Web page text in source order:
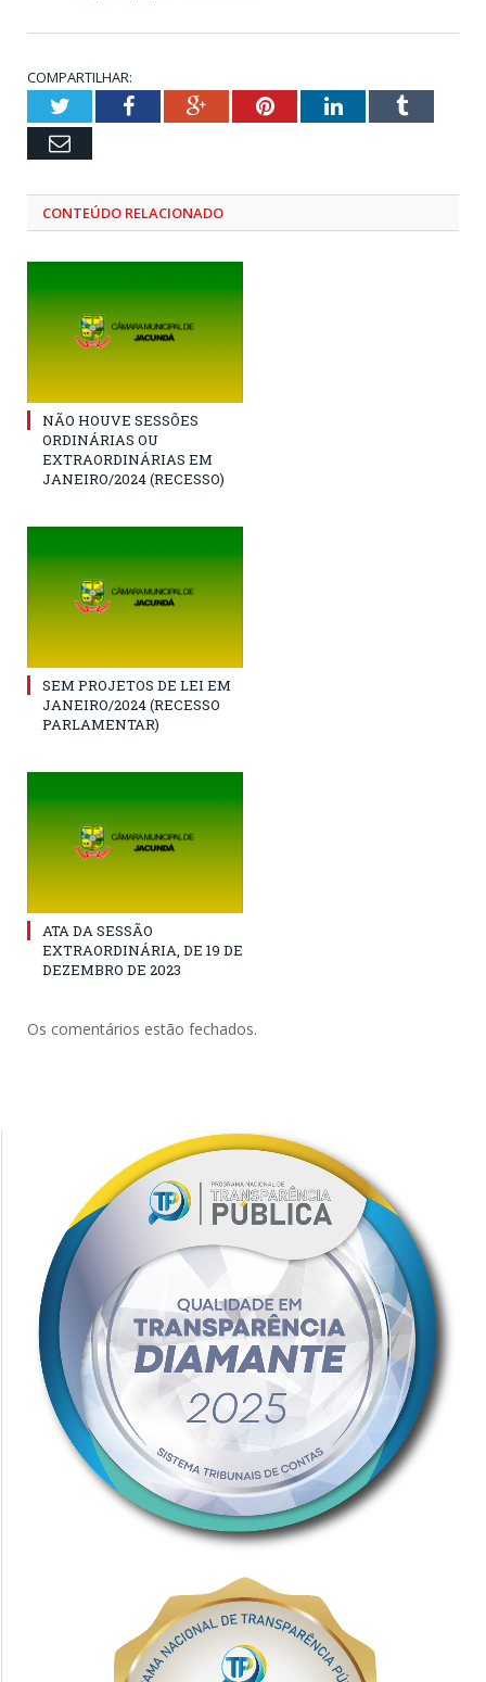
COMPARTILHAR:
TwitterFacebookGoogle+PinterestLinkedInTumblr
Email
CONTEÚDO RELACIONADO
NÃO HOUVE SESSÕES
ORDINÁRIAS OU
EXTRAORDINÁRIAS EM
JANEIRO/2024 (RECESSO)
SEM PROJETOS DE LEI EM
JANEIRO/2024 (RECESSO
PARLAMENTAR)
ATA DA SESSÃO
EXTRAORDINÁRIA, DE 19 DE
DEZEMBRO DE 2023
Os comentários estão fechados.